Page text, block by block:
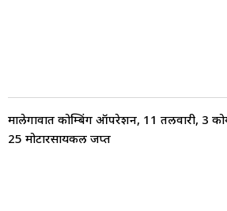
मालेगावात कोम्बिंग ऑपरेशन, 11 तलवारी, 3
25 मोटारसायकल जप्त